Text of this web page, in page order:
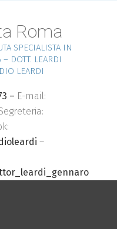
Roma
SPECIALISTA IN
DOTT. LEARDI
LEARDI
– E-mail:
–